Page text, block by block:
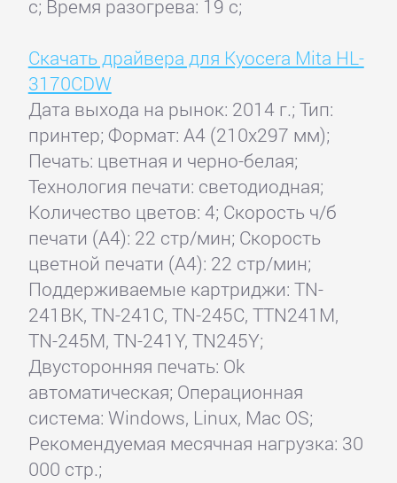
с; Время разогрева: 19 с;
Скачать драйвера для Kyocera Mita HL-
3170CDW
Дата выхода на рынок: 2014 г.; Тип:
принтер; Формат: A4 (210x297 мм);
Печать: цветная и черно-белая;
Технология печати: светодиодная;
Количество цветов: 4; Скорость ч/б
печати (А4): 22 стр/мин; Скорость
цветной печати (А4): 22 стр/мин;
Поддерживаемые картриджи: TN-
241BK, TN-241C, TN-245C, TTN241M,
TN-245M, TN-241Y, TN245Y;
Двусторонняя печать: Ok
автоматическая; Операционная
система: Windows, Linux, Mac OS;
Рекомендуемая месячная нагрузка: 30
000 стр.;